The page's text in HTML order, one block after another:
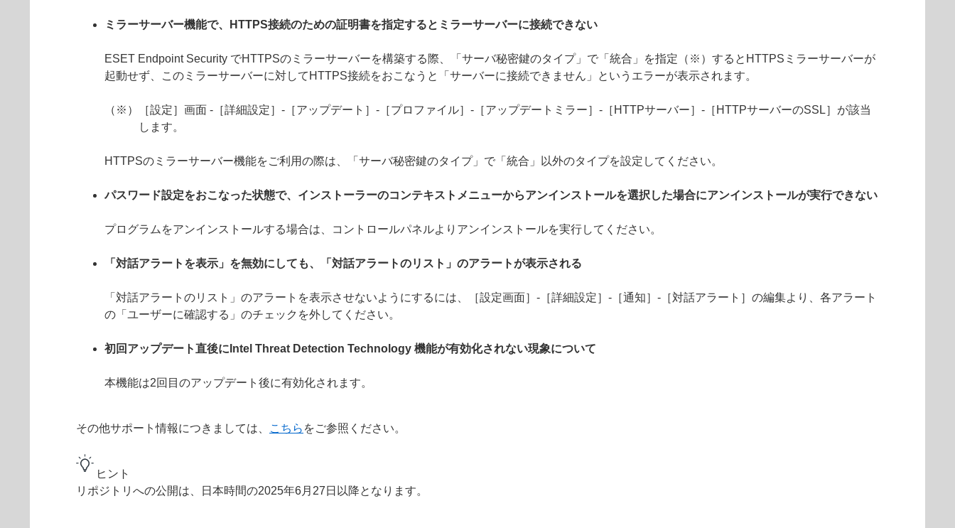
ミラーサーバー機能で、HTTPS接続のための証明書を指定するとミラーサーバーに接続できない
ESET Endpoint Security でHTTPSのミラーサーバーを構築する際、「サーバ秘密鍵のタイプ」で「統合」を指定（※）するとHTTPSミラーサーバーが
起動せず、このミラーサーバーに対してHTTPS接続をおこなうと「サーバーに接続できません」というエラーが表示されます。
（※）［設定］画面 -［詳細設定］-［アップデート］-［プロファイル］-［アップデートミラー］-［HTTPサーバー］-［HTTPサーバーのSSL］が該当
します。
HTTPSのミラーサーバー機能をご利用の際は、「サーバ秘密鍵のタイプ」で「統合」以外のタイプを設定してください。
パスワード設定をおこなった状態で、インストーラーのコンテキストメニューからアンインストールを選択した場合にアンインストールが実行できない
プログラムをアンインストールする場合は、コントロールパネルよりアンインストールを実行してください。
「対話アラートを表示」を無効にしても、「対話アラートのリスト」のアラートが表示される
「対話アラートのリスト」のアラートを表示させないようにするには、［設定画面］-［詳細設定］-［通知］-［対話アラート］の編集より、各アラート
の「ユーザーに確認する」のチェックを外してください。
初回アップデート直後にIntel Threat Detection Technology 機能が有効化されない現象について
本機能は2回目のアップデート後に有効化されます。
その他サポート情報につきましては、 こちら をご参照ください。
ヒント
リポジトリへの公開は、日本時間の2025年6月27日以降となります。